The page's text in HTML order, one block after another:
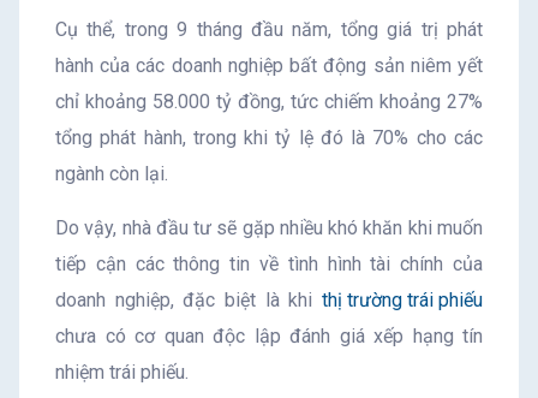
Cụ thể, trong 9 tháng đầu năm, tổng giá trị phát
hành của các doanh nghiệp bất động sản niêm yết
chỉ khoảng 58.000 tỷ đồng, tức chiếm khoảng 27%
tổng phát hành, trong khi tỷ lệ đó là 70% cho các
ngành còn lại.
Do vậy, nhà đầu tư sẽ gặp nhiều khó khăn khi muốn
tiếp cận các thông tin về tình hình tài chính của
doanh nghiệp, đặc biệt là khi thị trường trái phiếu
chưa có cơ quan độc lập đánh giá xếp hạng tín
nhiệm trái phiếu.